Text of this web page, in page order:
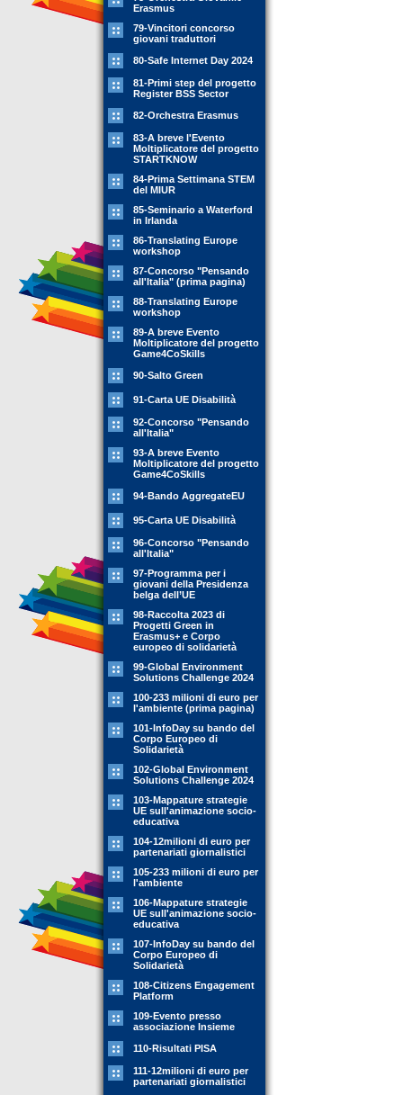
Erasmus
79-Vincitori concorso
giovani traduttori
80-Safe Internet Day 2024
81-Primi step del progetto
Register BSS Sector
82-Orchestra Erasmus
83-A breve l'Evento
Moltiplicatore del progetto
STARTKNOW
84-Prima Settimana STEM
del MIUR
85-Seminario a Waterford
in Irlanda
86-Translating Europe
workshop
87-Concorso "Pensando
all'Italia" (prima pagina)
88-Translating Europe
workshop
89-A breve Evento
Moltiplicatore del progetto
Game4CoSkills
90-Salto Green
91-Carta UE Disabilità
92-Concorso "Pensando
all'Italia"
93-A breve Evento
Moltiplicatore del progetto
Game4CoSkills
94-Bando AggregateEU
95-Carta UE Disabilità
96-Concorso "Pensando
all'Italia"
97-Programma per i
giovani della Presidenza
belga dell’UE
98-Raccolta 2023 di
Progetti Green in
Erasmus+ e Corpo
europeo di solidarietà
99-Global Environment
Solutions Challenge 2024
100-233 milioni di euro per
l'ambiente (prima pagina)
101-InfoDay su bando del
Corpo Europeo di
Solidarietà
102-Global Environment
Solutions Challenge 2024
103-Mappature strategie
UE sull'animazione socio-
educativa
104-12milioni di euro per
partenariati giornalistici
105-233 milioni di euro per
l'ambiente
106-Mappature strategie
UE sull'animazione socio-
educativa
107-InfoDay su bando del
Corpo Europeo di
Solidarietà
108-Citizens Engagement
Platform
109-Evento presso
associazione Insieme
110-Risultati PISA
111-12milioni di euro per
partenariati giornalistici